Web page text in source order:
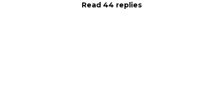
Read 44 replies